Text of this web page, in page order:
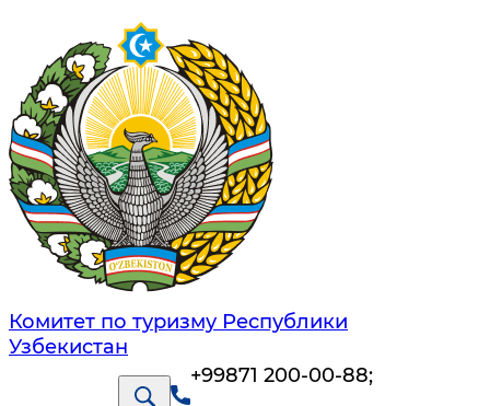
Комитет по туризму Республики
Узбекистан
+99871 200-00-88;